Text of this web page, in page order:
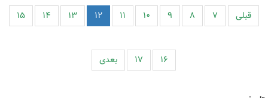
قبلی ۷ ۸ ۹ ۱۰ ۱۱ ۱۲ ۱۳ ۱۴ ۱۵
۱۶ ۱۷ بعدی